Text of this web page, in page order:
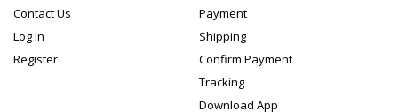
Contact Us
Log In
Register
Payment
Shipping
Confirm Payment
Tracking
Download App